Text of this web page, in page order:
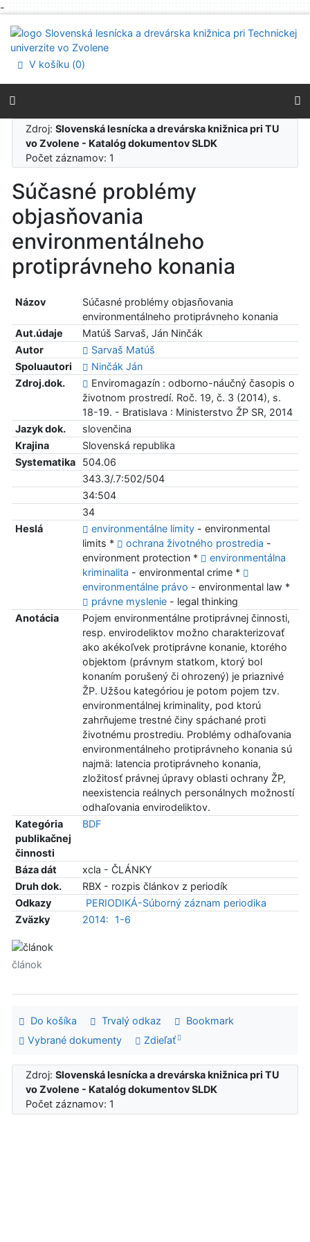
-
Prejsť na menu
Prehlásenie o webovej prístupnosti
V košíku (0)
Zdroj:Slovenská lesnícka a drevárska knižnica pri TU
vo Zvolene - Katalóg dokumentov SLDK
Počet záznamov: 1
Súčasné problémy
objasňovania
environmentálneho
protiprávneho konania
Názov
Súčasné problémy objasňovania
environmentálneho protiprávneho konania
Aut.údaje
Matúš Sarvaš, Ján Ninčák
Autor
Sarvaš Matúš
Spoluautori
Ninčák Ján
Zdroj.dok.
Enviromagazín : odborno-náučný časopis o
životnom prostredí. Roč. 19, č. 3 (2014), s.
18-19. - Bratislava : Ministerstvo ŽP SR, 2014
Jazyk dok.
slovenčina
Krajina
Slovenská republika
Systematika
504.06
343.3/.7:502/504
34:504
34
Heslá
environmentálne limity- environmental
limits *
ochrana životného prostredia -
environment protection *
environmentálna
kriminalita - environmental crime *
environmentálne právo - environmental law *
právne myslenie- legal thinking
Anotácia
Pojem environmentálne protiprávnej činnosti,
resp. envirodeliktov možno charakterizovať
ako akékoľvek protiprávne konanie, ktorého
objektom (právnym statkom, ktorý bol
konaním porušený či ohrozený) je priaznivé
ŽP. Užšou kategóriou je potom pojem tzv.
environmentálnej kriminality, pod ktorú
zahrňujeme trestné činy spáchané proti
životnému prostrediu. Problémy odhaľovania
environmentálneho protiprávneho konania sú
najmä: latencia protiprávneho konania,
zložitosť právnej úpravy oblasti ochrany ŽP,
neexistencia reálnych personálnych možností
odhaľovania envirodeliktov.
Kategória
publikačnej
činnosti
BDF
Báza dát
xcla - ČLÁNKY
Druh dok.
RBX - rozpis článkov z periodík
Odkazy
PERIODIKÁ-Súborný záznam periodika
Zväzky
2014: 1-6
článok
Do košíka Trvalý odkaz
Bookmark
Vybrané dokumenty
Zdieľať
Zdroj:Slovenská lesnícka a drevárska knižnica pri TU
vo Zvolene - Katalóg dokumentov SLDK
Počet záznamov: 1